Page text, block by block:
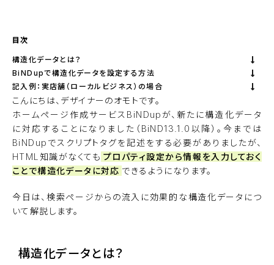
目次
構造化データとは？
BiNDupで構造化データを設定する方法
記入例：実店舗（ローカルビジネス）の場合
こんにちは、デザイナーのオモトです。
ホームページ作成サービス BiNDup が、新たに構造化データ
に対応することになりました（BiND13.1.0以降）。今までは
BiNDupでスクリプトタグを記述をする必要がありましたが、
HTML知識がなくても プロパティ設定から情報を入力しておく
ことで構造化データに対応 できるようになります。
今日は、検索ページからの流入に効果的な構造化データにつ
いて解説します。
構造化データとは？